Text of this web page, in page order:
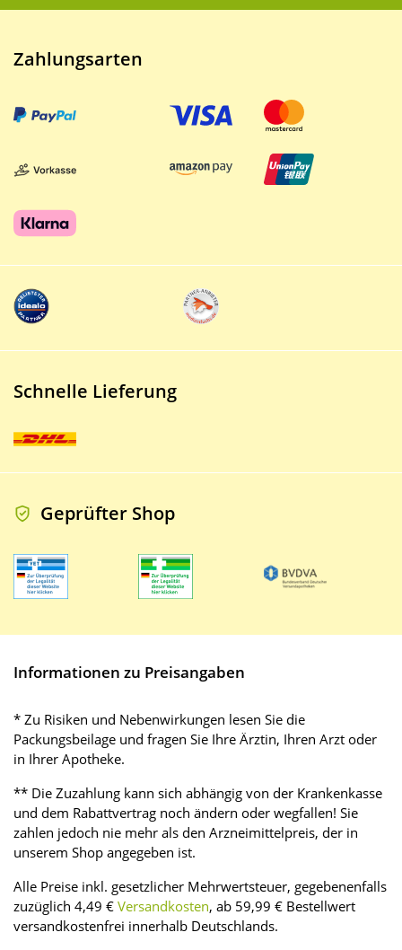
Zahlungsarten
Schnelle Lieferung
Geprüfter Shop
Informationen zu Preisangaben
* Zu Risiken und Nebenwirkungen lesen Sie die
Packungsbeilage und fragen Sie Ihre Ärztin, Ihren Arzt oder
in Ihrer Apotheke.
** Die Zuzahlung kann sich abhängig von der Krankenkasse
und dem Rabattvertrag noch ändern oder wegfallen! Sie
zahlen jedoch nie mehr als den Arzneimittelpreis, der in
unserem Shop angegeben ist.
Alle Preise inkl. gesetzlicher Mehrwertsteuer, gegebenenfalls
zuzüglich 4,49 € Versandkosten, ab 59,99 € Bestellwert
versandkostenfrei innerhalb Deutschlands.